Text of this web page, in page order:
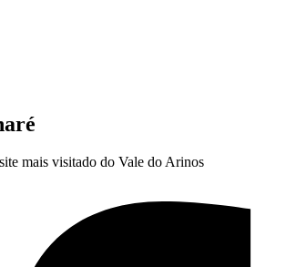
mais visitado do Vale do Arinos